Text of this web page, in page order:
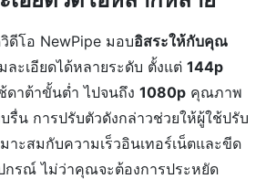
ดีโอ NewPipe มอบอิสระให้กับคุณ
ละเอียดได้หลายระดับ ตั้งแต่ 144p
าต้าขั้นต่ำ ไปจนถึง 1080p คุณภาพ
รื่น การปรับตัวดังกล่าวช่วยให้ผู้ใช้ปรับ
าะสมกับความเร็วอินเทอร์เน็ตและขีด
กรณ์ ไม่ว่าคุณจะต้องการประหยัด